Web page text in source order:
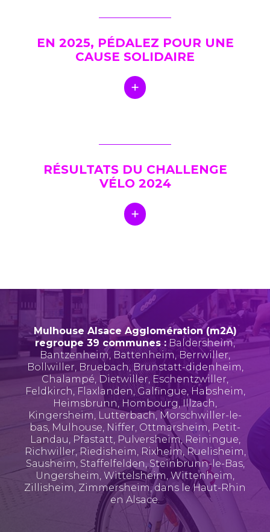
EN 2025, PÉDALEZ POUR UNE
CAUSE SOLIDAIRE
RÉSULTATS DU CHALLENGE
VÉLO 2024
Mulhouse Alsace Agglomération (m2A)
regroupe 39 communes : Baldersheim,
Bantzenheim, Battenheim, Berrwiller,
Bollwiller, Bruebach,Brunstatt-didenheim,
Chalampé, Dietwiller, Eschentzwiller,
Feldkirch, Flaxlanden,Galfingue, Habsheim,
Heimsbrunn, Hombourg,Illzach,
Kingersheim, Lutterbach, Morschwiller-le-
bas, Mulhouse, Niffer, Ottmarsheim, Petit-
Landau, Pfastatt, Pulversheim, Reiningue,
Richwiller, Riedisheim, Rixheim,Ruelisheim,
Sausheim, Staffelfelden, Steinbrunn-le-Bas,
Ungersheim, Wittelsheim,Wittenheim,
Zillisheim, Zimmersheim, dans le Haut-Rhin
en Alsace.